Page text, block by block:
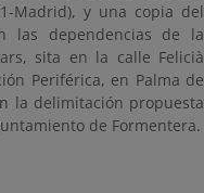
Madrid), y una copia del
las dependencias de la
sita en la calle Felicià
Periférica, en Palma de
la delimitación propuesta
de Formentera.